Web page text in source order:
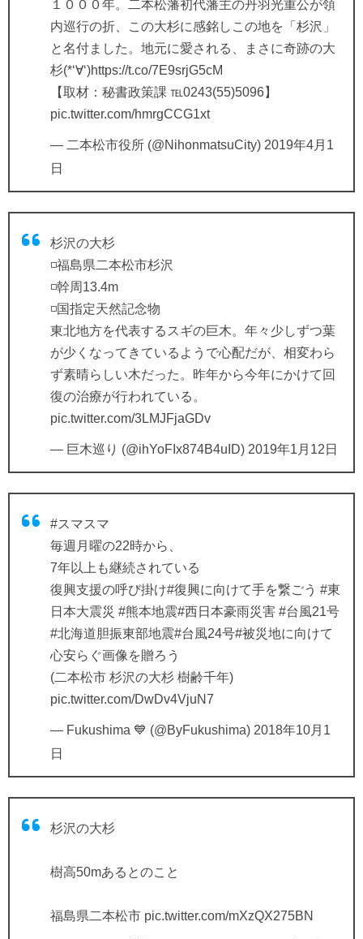
１０００年。二本松藩初代藩主の丹羽光重公が領
内巡行の折、この大杉に感銘しこの地を「杉沢」
と名付ました。地元に愛される、まさに奇跡の大
杉(*‘∀‘)https://t.co/7E9srjG5cM
【取材：秘書政策課 ℡0243(55)5096】
pic.twitter.com/hmrgCCG1xt
— 二本松市役所 (@NihonmatsuCity) 2019年4月1
日
杉沢の大杉
◽️福島県二本松市杉沢
◽️幹周13.4m
◽️国指定天然記念物
東北地方を代表するスギの巨木。年々少しずつ葉
が少くなってきているようで心配だが、相変わら
ず素晴らしい木だった。昨年から今年にかけて回
復の治療が行われている。
pic.twitter.com/3LMJFjaGDv
— 巨木巡り (@ihYoFIx874B4uID) 2019年1月12日
#スマスマ
毎週月曜の22時から、
7年以上も継続されている
復興支援の呼び掛け#復興に向けて手を繋ごう #東
日本大震災 #熊本地震#西日本豪雨災害 #台風21号
#北海道胆振東部地震#台風24号#被災地に向けて
心安らぐ画像を贈ろう
(二本松市 杉沢の大杉 樹齢千年)
pic.twitter.com/DwDv4VjuN7
— Fukushima 💙 (@ByFukushima) 2018年10月1
日
杉沢の大杉
樹高50mあるとのこと
福島県二本松市 pic.twitter.com/mXzQX275BN